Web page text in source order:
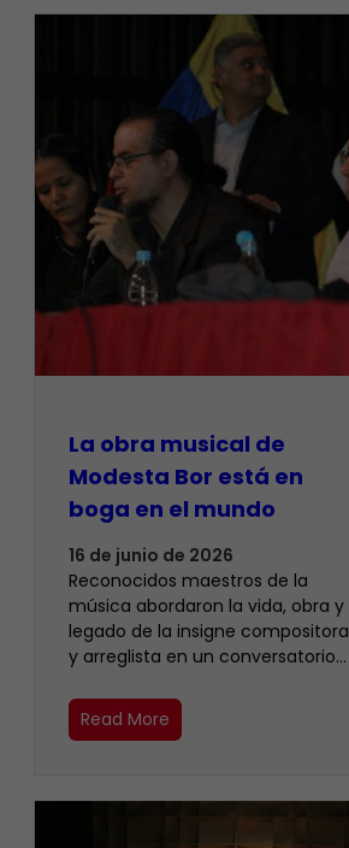
La obra musical de
Modesta Bor está en
boga en el mundo
16 de junio de 2026
Reconocidos maestros de la
música abordaron la vida, obra y
legado de la insigne compositora
y arreglista en un conversatorio…
Read More